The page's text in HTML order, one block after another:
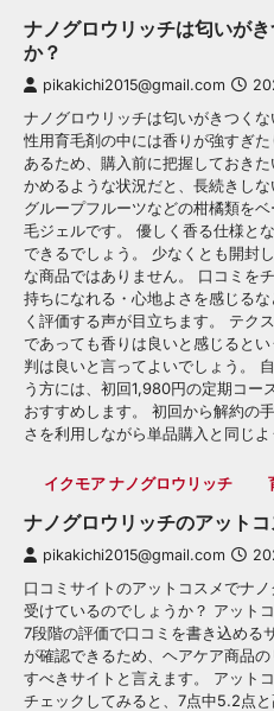
ナノグロウリッチは匂いが
か？
pikakichi2015@gmail.com
ナノグロウリッチは匂いがきつく
性用育毛剤の中には香りが強すぎ
あるため、購入前に把握しておき
かめるような状況だと、長続きし
グループフルーツなどの柑橘類を
毛ジェルです。 優しく香る仕様と
できるでしょう。 少なくとも開封
な商品ではありません。 口コミを
持ちになれる・心地よさを感じる
く評価する声が目立ちます。 テク
であっても香りは良いと感じると
判は良いと言ってよいでしょう。
う方には、初回1,980円の定期コー
おすすめします。 初回から解約の
さを利用しながら単品購入と同じよ
イクモア ナノグロウリッチ
ナノグロウリッチのアット
pikakichi2015@gmail.com
口コミサイトのアットコスメでナ
受けているのでしょうか？ アット
7段階の評価で口コミを書き込める
が確認できるため、ヘアケア商品
すべきサイトと言えます。 アット
チェックしてみると、7点中5.2点